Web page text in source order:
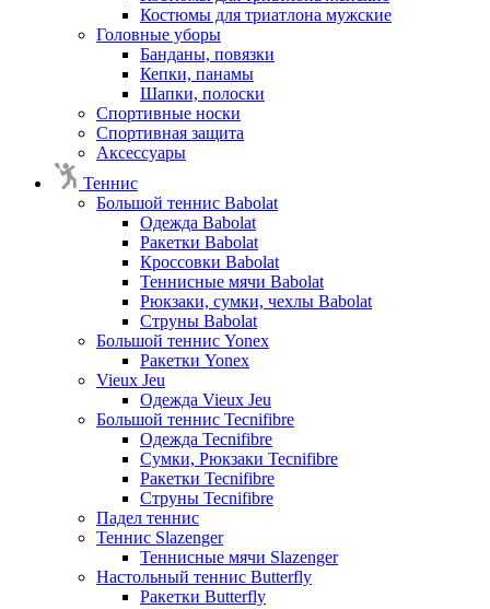
Костюмы для триатлона мужские
Головные уборы
Банданы, повязки
Кепки, панамы
Шапки, полоски
Спортивные носки
Спортивная защита
Аксессуары
Теннис
Большой теннис Babolat
Одежда Babolat
Ракетки Babolat
Кроссовки Babolat
Теннисные мячи Babolat
Рюкзаки, сумки, чехлы Babolat
Струны Babolat
Большой теннис Yonex
Ракетки Yonex
Vieux Jeu
Одежда Vieux Jeu
Большой теннис Tecnifibre
Одежда Tecnifibre
Сумки, Рюкзаки Tecnifibre
Ракетки Tecnifibre
Струны Tecnifibre
Падел теннис
Теннис Slazenger
Теннисные мячи Slazenger
Настольный теннис Butterfly
Ракетки Butterfly